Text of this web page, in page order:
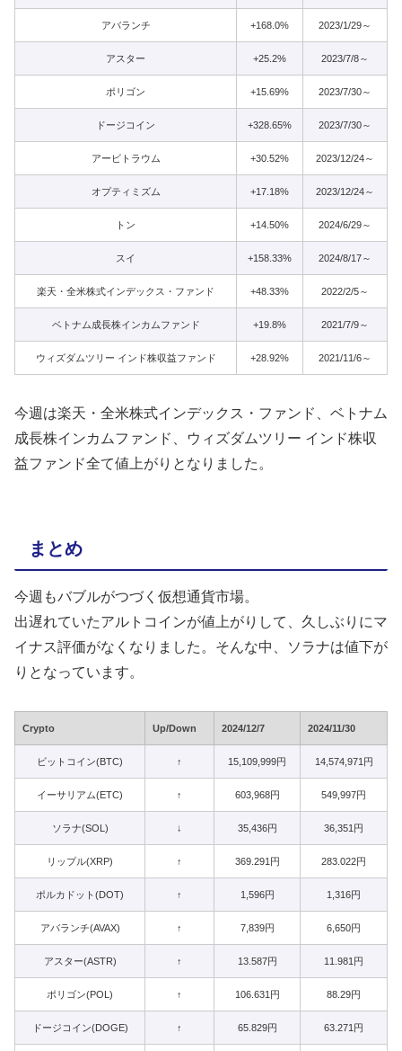
アバランチ +168.0% 2023/1/29～
アスター +25.2% 2023/7/8～
ポリゴン +15.69% 2023/7/30～
ドージコイン +328.65% 2023/7/30～
アービトラウム +30.52% 2023/12/24～
オプティミズム +17.18% 2023/12/24～
トン +14.50% 2024/6/29～
スイ +158.33% 2024/8/17～
楽天・全米株式インデックス・ファンド +48.33% 2022/2/5～
ベトナム成長株インカムファンド +19.8% 2021/7/9～
ウィズダムツリー インド株収益ファンド +28.92% 2021/11/6～
今週は楽天・全米株式インデックス・ファンド、ベトナム
成長株インカムファンド、ウィズダムツリー インド株収
益ファンド全て値上がりとなりました。
まとめ
今週もバブルがつづく仮想通貨市場。
出遅れていたアルトコインが値上がりして、久しぶりにマ
イナス評価がなくなりました。そんな中、ソラナは値下が
りとなっています。
Crypto Up/Down 2024/12/7 2024/11/30
ビットコイン(BTC) ↑ 15,109,999円 14,574,971円
イーサリアム(ETC) ↑ 603,968円 549,997円
ソラナ(SOL) ↓ 35,436円 36,351円
リップル(XRP) ↑ 369.291円 283.022円
ポルカドット(DOT) ↑ 1,596円 1,316円
アバランチ(AVAX) ↑ 7,839円 6,650円
アスター(ASTR) ↑ 13.587円 11.981円
ポリゴン(POL) ↑ 106.631円 88.29円
ドージコイン(DOGE) ↑ 65.829円 63.271円